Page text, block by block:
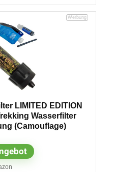
LIMITED EDITION
Wasserfilter
(Camouflage)